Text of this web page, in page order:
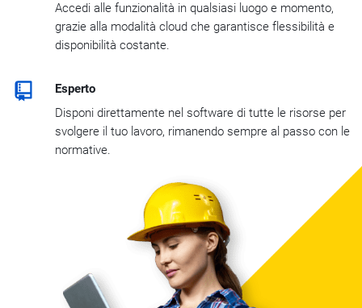
Accedi alle funzionalità in qualsiasi luogo e momento,
grazie alla modalità cloud che garantisce flessibilità e
disponibilità costante.
Esperto
Disponi direttamente nel software di tutte le risorse per
svolgere il tuo lavoro, rimanendo sempre al passo con le
normative.